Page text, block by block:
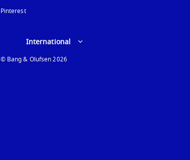
Pinterest
Select country and language
International
© Bang & Olufsen 2026